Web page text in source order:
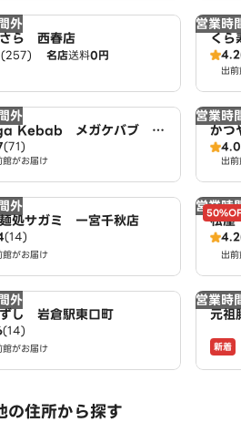
外
ら 西春店
(257) 名店送料0円
営業時
く
4.2
出
外
Kebab メガケバブ 岩
Halal ハラール
(71)
館がお届け
営業時
か
4.0
出
外
処サガミ 一宮千秋店
(14)
館がお届け
営業時
松
4.2
出
外
し 岩倉駅東口町
(14)
館がお届け
営業時
元
新着
の住所から探す